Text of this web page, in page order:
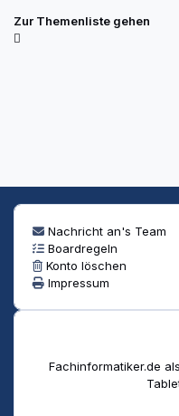
Zur Themenliste gehen
Nachricht an's Team
Boardregeln
Konto löschen
Impressum
Fachinformatiker.de